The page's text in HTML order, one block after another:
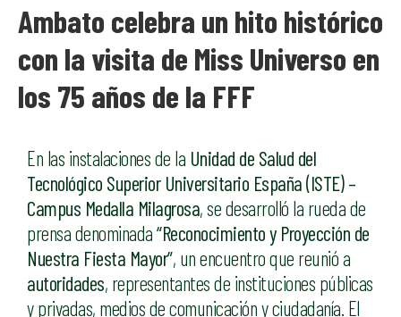
Ambato celebra un hito histórico
con la visita de Miss Universo en
los 75 años de la FFF
En las instalaciones de la Unidad de Salud del
Tecnológico Superior Universitario España (ISTE) –
Campus Medalla Milagrosa, se desarrolló la rueda de
prensa denominada“Reconocimiento y Proyección de
Nuestra Fiesta Mayor”, un encuentro que reunió a
autoridades, representantes de instituciones públicas
y privadas, medios de comunicación y ciudadanía. El